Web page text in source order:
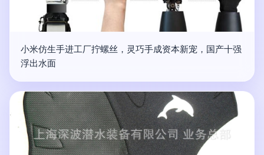
小米仿生手进工厂拧螺丝，灵巧手成资本新宠，国产十强
浮出水面